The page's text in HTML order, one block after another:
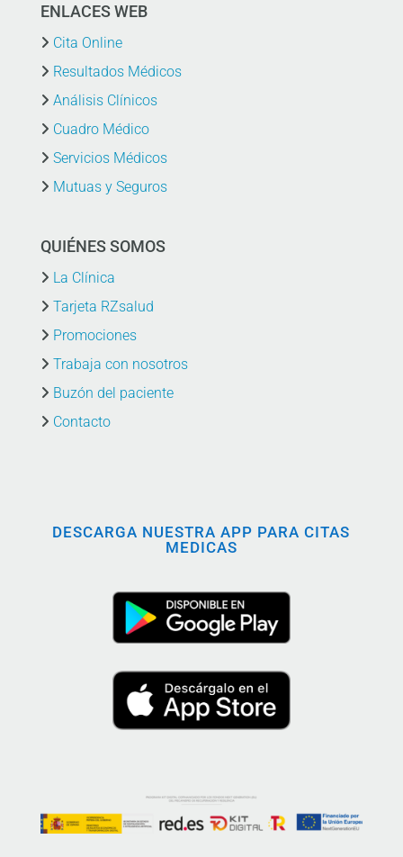
ENLACES WEB
Cita Online
Resultados Médicos
Análisis Clínicos
Cuadro Médico
Servicios Médicos
Mutuas y Seguros
QUIÉNES SOMOS
La Clínica
Tarjeta RZsalud
Promociones
Trabaja con nosotros
Buzón del paciente
Contacto
DESCARGA NUESTRA APP PARA CITAS
MEDICAS